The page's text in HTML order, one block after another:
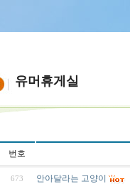
유머휴게실
번호
673 안아달라는 고양이